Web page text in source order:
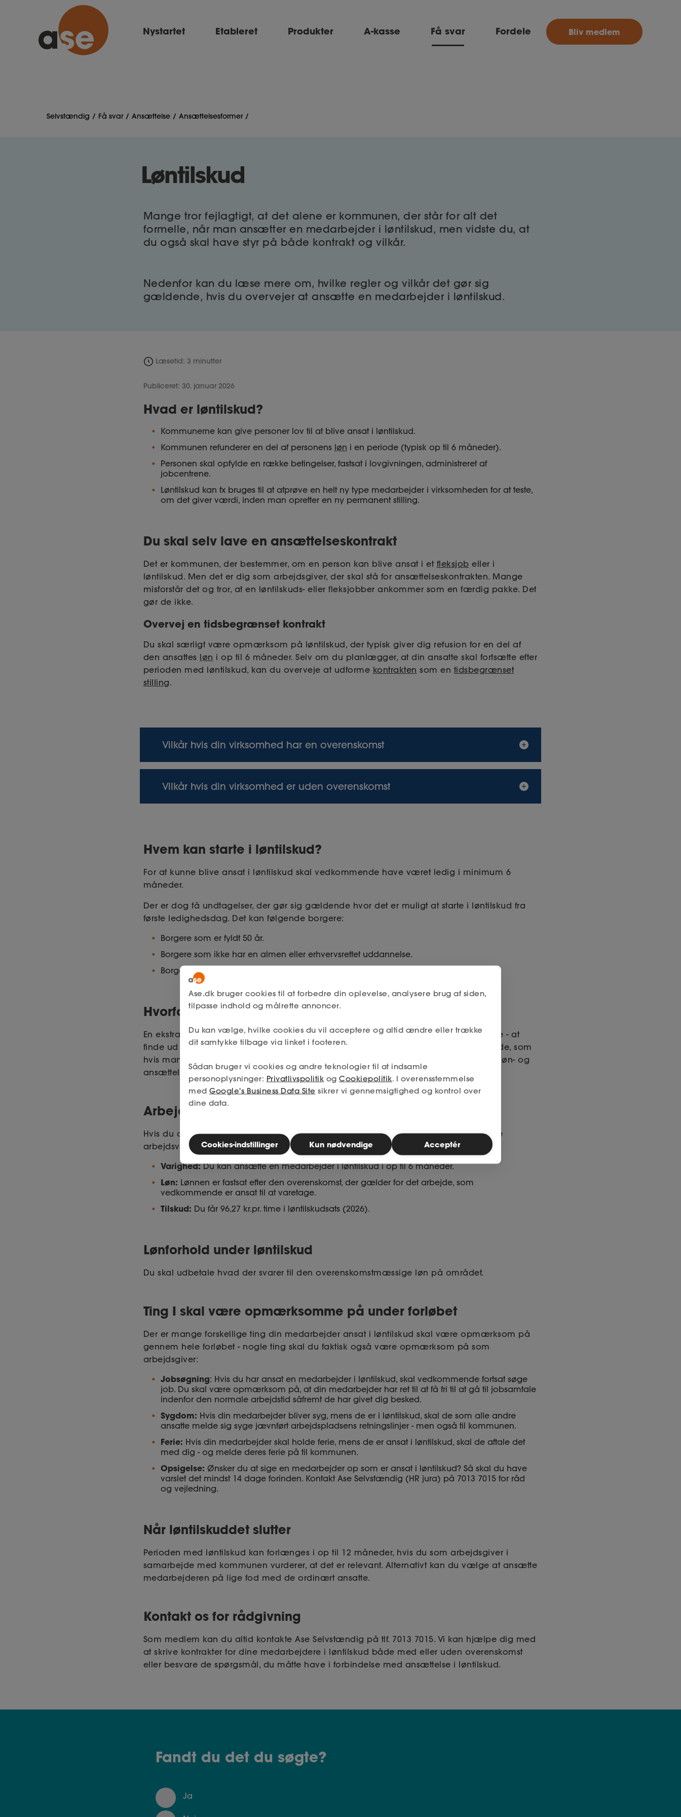
Ase
Nystartet Etableret Produkter A-kasse Få svar Fordele Bliv medlem
Selvstændig Få svar Ansættelse Ansættelsesformer
Løntilskud
Mange tror fejlagtigt, at det alene er kommunen, der står for alt det
formelle, når man ansætter en medarbejder i løntilskud, men vidste du, at
du også skal have styr på både kontrakt og vilkår.
Nedenfor kan du læse mere om, hvilke regler og vilkår det gør sig
gældende, hvis du overvejer at ansætte en medarbejder i løntilskud.
Læsetid: 3 minutter
Publiceret: 30. januar 2026
Hvad er løntilskud?
Kommunerne kan give personer lov til at blive ansat i løntilskud.
Kommunen refunderer en del af personens løn i en periode (typisk op til 6 måneder).
Personen skal opfylde en række betingelser, fastsat i lovgivningen, administreret af
jobcentrene.
Løntilskud kan fx bruges til at afprøve en helt ny type medarbejder i virksomheden for at teste,
om det giver værdi, inden man opretter en ny permanent stilling.
Du skal selv lave en ansættelseskontrakt
Det er kommunen, der bestemmer, om en person kan blive ansat i et fleksjob eller i
løntilskud. Men det er dig som arbejdsgiver, der skal stå for ansættelseskontrakten. Mange
misforstår det og tror, at en løntilskuds- eller fleksjobber ankommer som en færdig pakke. Det
gør de ikke.
Overvej en tidsbegrænset kontrakt
Du skal særligt være opmærksom på løntilskud, der typisk giver dig refusion for en del af
den ansattes løn i op til 6 måneder. Selv om du planlægger, at din ansatte skal fortsætte efter
perioden med løntilskud, kan du overveje at udforme kontrakten som en tidsbegrænset
stilling.
Vilkår hvis din virksomhed har en overenskomst
Ansætter du en medarbejder i enten løntilskud eller fleksjob, skal vedkommende have
fuldstændig samme vilkår, som dine andre ansatte har ifølge overenskomsten.
Vilkår hvis din virksomhed er uden overenskomst
Hvem kan starte i løntilskud?
For at kunne blive ansat i løntilskud skal vedkommende have været ledig i minimum 6
måneder.
Der er dog få undtagelser, der gør sig gældende hvor det er muligt at starte i løntilskud fra
første ledighedsdag. Det kan følgende borgere:
Borgere som er fyldt 50 år.
Borgere som ikke har en almen eller erhvervsrettet uddannelse.
Borgere som er enlige forsørgere.
Hvorfor løntilskud
En ekstra ansat i et løntilskudsjob kan være en god mulighed, fx for - over en periode - at
finde ud af, om man kan få tilført ekstra værdi til virksomheden. Men på samme måde, som
hvis man ansætter en fleksjobber, skal man være klar over, at der er særlige krav til løn- og
ansættelsesvilkårene. Og at man selv har ansvaret for kontrakten.
Arbejdsvilkår ved løntilskud
Hvis du overvejer ansættelse med løntilskud, skal du være opmærksom på følgende
arbejdsvilkår:
Varighed:Du kan ansætte en medarbejder i løntilskud i op til 6 måneder.
Løn: Lønnen er fastsat efter den overenskomst, der gælder for det arbejde, som
vedkommende er ansat til at varetage.
Tilskud: Du får 96,27 kr.pr. time i løntilskudsats (2026).
Lønforhold under løntilskud
Du skal udbetale hvad der svarer til den overenskomstmæssige løn på området.
Ting I skal være opmærksomme på under forløbet
Der er mange forskellige ting din medarbejder ansat i løntilskud skal være opmærksom på
gennem hele forløbet - nogle ting skal du faktisk også være opmærksom på som
arbejdsgiver:
Jobsøgning: Hvis du har ansat en medarbejder i løntilskud, skal vedkommende fortsat søge
job. Du skal være opmærksom på, at din medarbejder har ret til at få fri til at gå til jobsamtale
indenfor den normale arbejdstid såfremt de har givet dig besked.
Sygdom: Hvis din medarbejder bliver syg, mens de er i løntilskud, skal de som alle andre
ansatte melde sig syge jævnført arbejdspladsens retningslinjer - men også til kommunen.
Ferie: Hvis din medarbejder skal holde ferie, mens de er ansat i løntilskud, skal de aftale det
med dig - og melde deres ferie på til kommunen.
Opsigelse: Ønsker du at sige en medarbejder op som er ansat i løntilskud? Så skal du have
varslet det mindst 14 dage forinden. Kontakt Ase Selvstændig (HR jura) på 7013 7015 for råd
og vejledning.
Når løntilskuddet slutter
Perioden med løntilskud kan forlænges i op til 12 måneder, hvis du som arbejdsgiver i
samarbejde med kommunen vurderer, at det er relevant. Alternativt kan du vælge at ansætte
medarbejderen på lige fod med de ordinært ansatte.
Kontakt os for rådgivning
Som medlem kan du altid kontakte Ase Selvstændig på tlf. 7013 7015. Vi kan hjælpe dig med
at skrive kontrakter for dine medarbejdere i løntilskud både med eller uden overenskomst
eller besvare de spørgsmål, du måtte have i forbindelse med ansættelse i løntilskud.
Fandt du det du søgte?
Ja
Ase.dk bruger cookies til at forbedre din oplevelse, analysere brug af siden,
tilpasse indhold og målrette annoncer.
Du kan vælge, hvilke cookies du vil acceptere og altid ændre eller trække
dit samtykke tilbage via linket i footeren.
Sådan bruger vi cookies og andre teknologier til at indsamle
personoplysninger: Privatlivspolitik og Cookiepolitik. I overensstemmelse
med Google's Business Data Site sikrer vi gennemsigtighed og kontrol over
dine data.
Cookies-indstillinger Kun nødvendige Acceptér